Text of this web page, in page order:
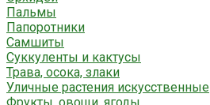
Пальмы
Папоротники
Самшиты
Суккуленты и кактусы
Трава, осока, злаки
Уличные растения искусственные